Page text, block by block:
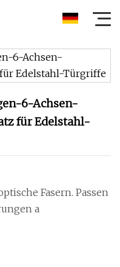
6-Achsen-
für Edelstahl-
Fasern. Passen
a